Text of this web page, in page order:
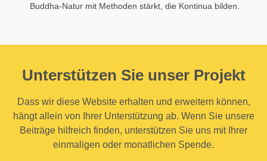
Buddha-Natur mit Methoden stärkt, die Kontinua bilden.
Unterstützen Sie unser Projekt
Dass wir diese Website erhalten und erweitern können,
hängt allein von Ihrer Unterstützung ab. Wenn Sie unsere
Beiträge hilfreich finden, unterstützen Sie uns mit Ihrer
einmaligen oder monatlichen Spende.